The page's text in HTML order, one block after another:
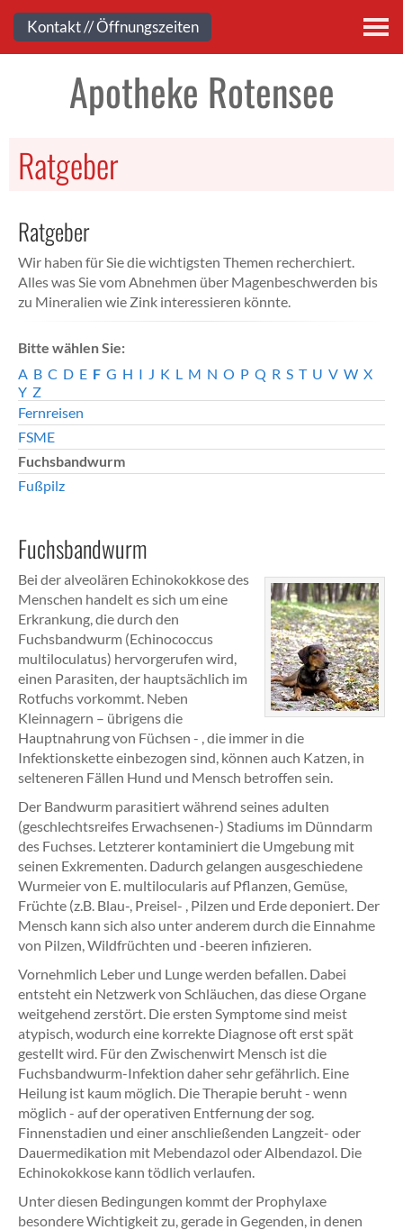
Kontakt
Apotheke Rotensee
Ratgeber
Ratgeber
Wir haben für Sie die wichtigsten Themen recherchiert.
Alles was Sie vom Abnehmen über Magenbeschwerden bis
zu Mineralien wie Zink interessieren könnte.
Bitte wählen Sie:
A B C D E F G H I J K L M N O P Q R S T U V W X
Y Z
Fernreisen
FSME
Fuchsbandwurm
Fußpilz
Fuchsbandwurm
Bei der alveolären Echinokokkose des
Menschen handelt es sich um eine
Erkrankung, die durch den
Fuchsbandwurm (Echinococcus
multiloculatus) hervorgerufen wird,
einen Parasiten, der hauptsächlich im
Rotfuchs vorkommt. Neben
Kleinnagern – übrigens die
Hauptnahrung von Füchsen - , die immer in die
Infektionskette einbezogen sind, können auch Katzen, in
selteneren Fällen Hund und Mensch betroffen sein.
Der Bandwurm parasitiert während seines adulten
(geschlechtsreifes Erwachsenen-) Stadiums im Dünndarm
des Fuchses. Letzterer kontaminiert die Umgebung mit
seinen Exkrementen. Dadurch gelangen ausgeschiedene
Wurmeier von E. multilocularis auf Pflanzen, Gemüse,
Früchte (z.B. Blau-, Preisel- , Pilzen und Erde deponiert. Der
Mensch kann sich also unter anderem durch die Einnahme
von Pilzen, Wildfrüchten und -beeren infizieren.
Vornehmlich Leber und Lunge werden befallen. Dabei
entsteht ein Netzwerk von Schläuchen, das diese Organe
weitgehend zerstört. Die ersten Symptome sind meist
atypisch, wodurch eine korrekte Diagnose oft erst spät
gestellt wird. Für den Zwischenwirt Mensch ist die
Fuchsbandwurm-Infektion daher sehr gefährlich. Eine
Heilung ist kaum möglich. Die Therapie beruht - wenn
möglich - auf der operativen Entfernung der sog.
Finnenstadien und einer anschließenden Langzeit- oder
Dauermedikation mit Mebendazol oder Albendazol. Die
Echinokokkose kann tödlich verlaufen.
Unter diesen Bedingungen kommt der Prophylaxe
besondere Wichtigkeit zu, gerade in Gegenden, in denen
Kontakt // Öffnungszeiten